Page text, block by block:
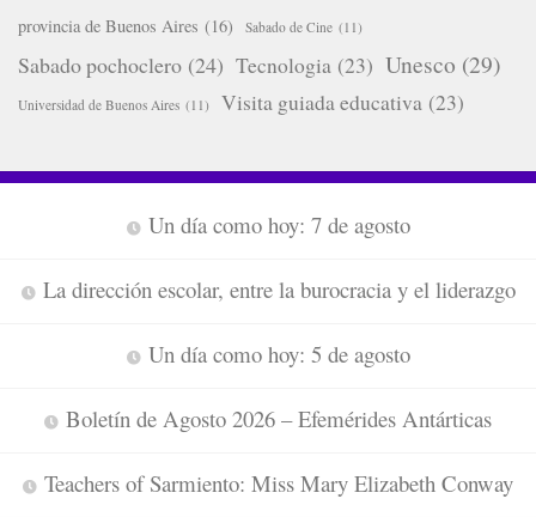
provincia de Buenos Aires (16) Sabado de Cine (11)
Sabado pochoclero (24) Tecnologia (23) Unesco (29)
Universidad de Buenos Aires (11) Visita guiada educativa (23)
Un día como hoy: 7 de agosto
La dirección escolar, entre la burocracia y el liderazgo
Un día como hoy: 5 de agosto
Boletín de Agosto 2026 – Efemérides Antárticas
Teachers of Sarmiento: Miss Mary Elizabeth Conway